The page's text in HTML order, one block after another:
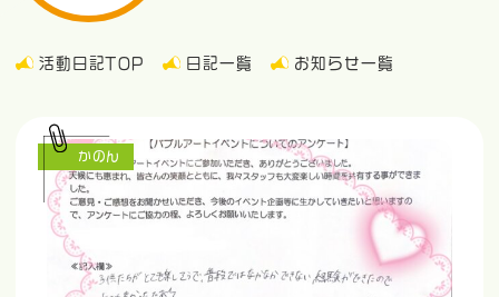
活動日記TOP 日記一覧 お知らせ一覧
かのん